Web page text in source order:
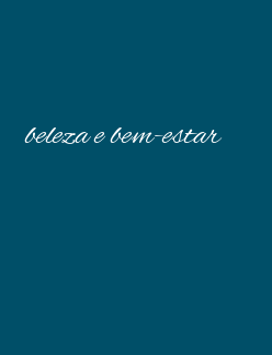
beleza e bem-estar